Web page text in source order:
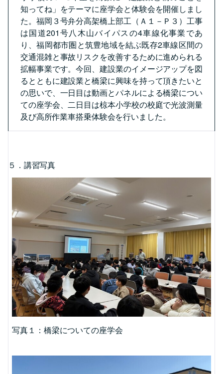
知ってね」をテーマに座学会と体験会を開催しまし
た。福岡３号弁分高架橋上部工（Ａ１－Ｐ３）工事
は国道201号八木山バイパスの4車線化事業であ
り、福岡都市圏と筑豊地域を結ぶ既存2車線区間の
交通混雑と事故リスクを改善するために進められる
拡幅事業です。今回、建設業のイメージアップを図
るとともに建設業と橋梁に興味を持って頂きたいと
の思いで、一日目は動画とパネルによる橋梁につい
ての座学会、二日目は椋本小学校の校庭で光波測量
及び高所作業車搭乗体験会を行いました。
５．講習写真
写真１：橋梁についての座学会